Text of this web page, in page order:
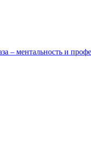
– ментальность и